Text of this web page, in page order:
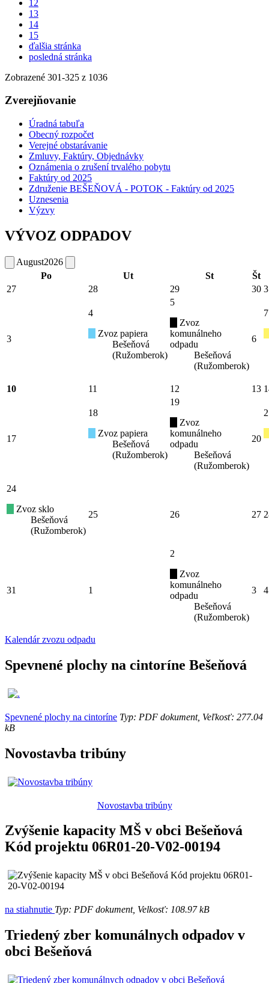
12
13
14
15
ďalšia stránka
posledná stránka
Zobrazené 301-325 z 1036
Zverejňovanie
Úradná tabuľa
Obecný rozpočet
Verejné obstarávanie
Zmluvy, Faktúry, Objednávky
Oznámenia o zrušení trvalého pobytu
Faktúry od 2025
Združenie BEŠEŇOVÁ - POTOK - Faktúry od 2025
Uznesenia
Výzvy
VÝVOZ ODPADOV
August2026
Po
Ut St
Št
27
28 29 30
3
4
Zvoz papiera
Bešeňová
(Ružomberok)
5
Zvoz
komunálneho
odpadu
Bešeňová
(Ružomberok)
6
7
10 11 12 13
17
18
Zvoz papiera
Bešeňová
(Ružomberok)
19
Zvoz
komunálneho
odpadu
Bešeňová
(Ružomberok)
20
24
Zvoz sklo
Bešeňová
(Ružomberok)
25 26 27
31 1
2
Zvoz
komunálneho
odpadu
Bešeňová
(Ružomberok)
3 4
Kalendár zvozu odpadu
Spevnené plochy na cintoríne Bešeňová
Spevnené plochy na cintoríne Typ: PDF dokument, Veľkosť: 277.04
kB
Novostavba tribúny
Novostavba tribúny
Zvýšenie kapacity MŠ v obci Bešeňová
Kód projektu 06R01-20-V02-00194
na stiahnutie Typ: PDF dokument, Velkosť: 108.97 kB
Triedený zber komunálnych odpadov v
obci Bešeňová